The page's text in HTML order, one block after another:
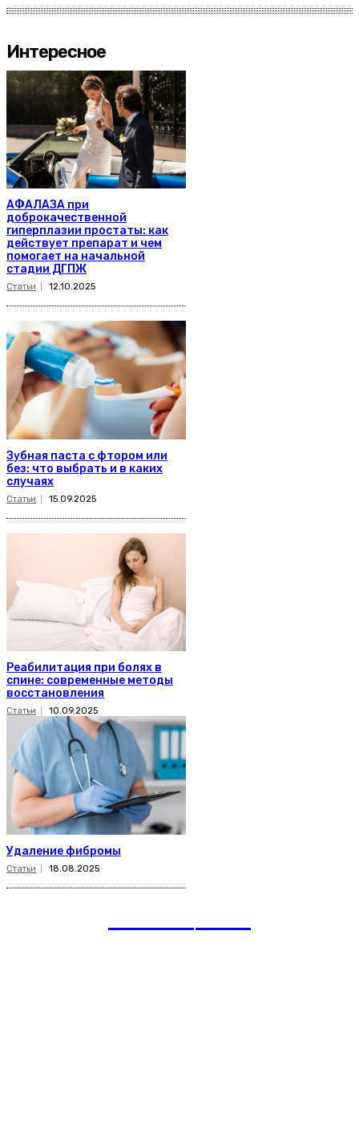
Интересное
АФАЛАЗА при
доброкачественной
гиперплазии простаты: как
действует препарат и чем
помогает на начальной
стадии ДГПЖ
Статьи 12.10.2025
Зубная паста с фтором или
без: что выбрать и в каких
случаях
Статьи 15.09.2025
Реабилитация при болях в
спине: современные методы
восстановления
Статьи 10.09.2025
Удаление фибромы
Статьи 18.08.2025